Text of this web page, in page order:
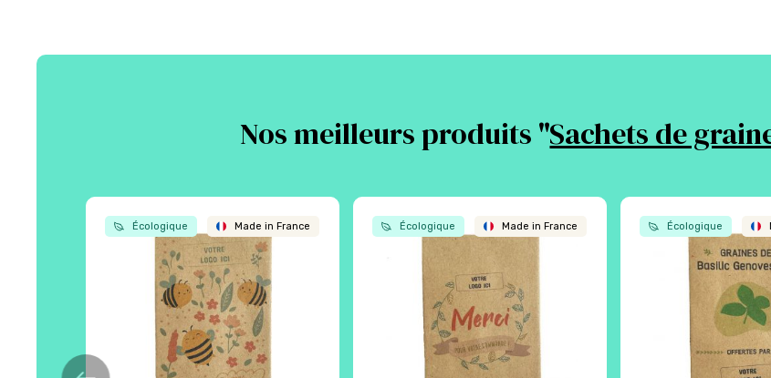
Nos meilleurs produits "Sachets de
Écologique Made in France Écologique Made in France Écologique